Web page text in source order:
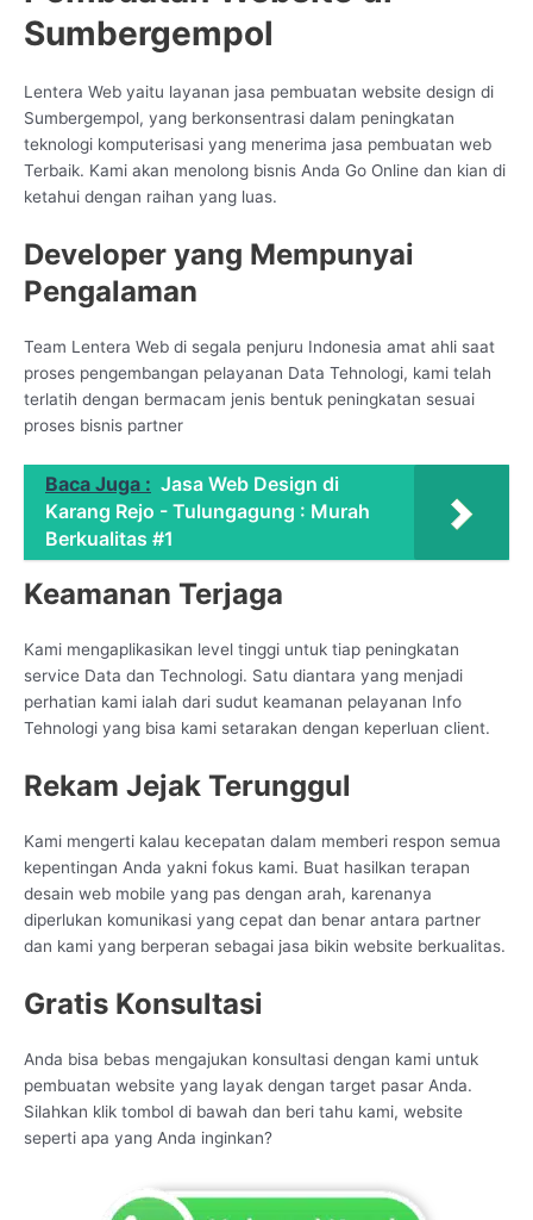
Sumbergempol
Lentera Web yaitu layanan jasa pembuatan website design di
Sumbergempol, yang berkonsentrasi dalam peningkatan
teknologi komputerisasi yang menerima jasa pembuatan web
Terbaik. Kami akan menolong bisnis Anda Go Online dan kian di
ketahui dengan raihan yang luas.
Developer yang Mempunyai
Pengalaman
Team Lentera Web di segala penjuru Indonesia amat ahli saat
proses pengembangan pelayanan Data Tehnologi, kami telah
terlatih dengan bermacam jenis bentuk peningkatan sesuai
proses bisnis partner
Baca Juga : Jasa Web Design di
Karang Rejo - Tulungagung : Murah
Berkualitas #1
Keamanan Terjaga
Kami mengaplikasikan level tinggi untuk tiap peningkatan
service Data dan Technologi. Satu diantara yang menjadi
perhatian kami ialah dari sudut keamanan pelayanan Info
Tehnologi yang bisa kami setarakan dengan keperluan client.
Rekam Jejak Terunggul
Kami mengerti kalau kecepatan dalam memberi respon semua
kepentingan Anda yakni fokus kami. Buat hasilkan terapan
desain web mobile yang pas dengan arah, karenanya
diperlukan komunikasi yang cepat dan benar antara partner
dan kami yang berperan sebagai jasa bikin website berkualitas.
Gratis Konsultasi
Anda bisa bebas mengajukan konsultasi dengan kami untuk
pembuatan website yang layak dengan target pasar Anda.
Silahkan klik tombol di bawah dan beri tahu kami, website
seperti apa yang Anda inginkan?